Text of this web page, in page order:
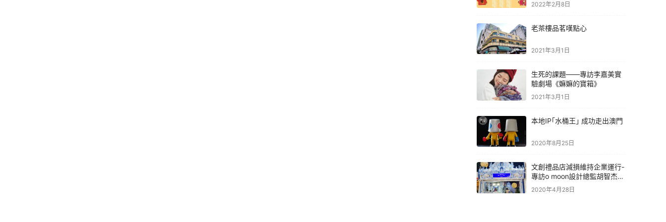
2022年2月8日
老茶樓品茗嘆點心
2021年3月1日
生死的課題——專訪李嘉美實
驗劇場《嫲嫲的寶箱》
2021年3月1日
本地IP｢水桶王｣ 成功走出澳門
2020年8月25日
文創禮品店減損維持企業運行-
專訪o moon設計總監胡智杰先
生
2020年4月28日